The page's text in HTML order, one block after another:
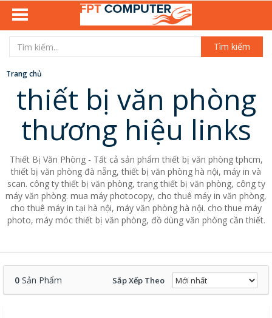
Tìm kiếm
Trang chủ
thiết bị văn phòng
thương hiệu links
Thiết Bị Văn Phòng - Tất cả sản phẩm thiết bị văn phòng tphcm,
thiết bị văn phòng đà nẵng, thiết bị văn phòng hà nội, máy in và
scan. công ty thiết bị văn phòng, trang thiết bị văn phòng, công ty
máy văn phòng. mua máy photocopy, cho thuê máy in văn phòng,
cho thuê máy in tại hà nội, máy văn phòng hà nội. cho thue máy
photo, máy móc thiết bị văn phòng, đồ dùng văn phòng cần thiết.
0 Sản Phẩm Sắp Xếp Theo